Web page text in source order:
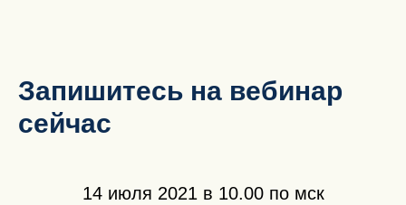
Запишитесь на вебинар
сейчас
14 июля 2021 в 10.00 по мск